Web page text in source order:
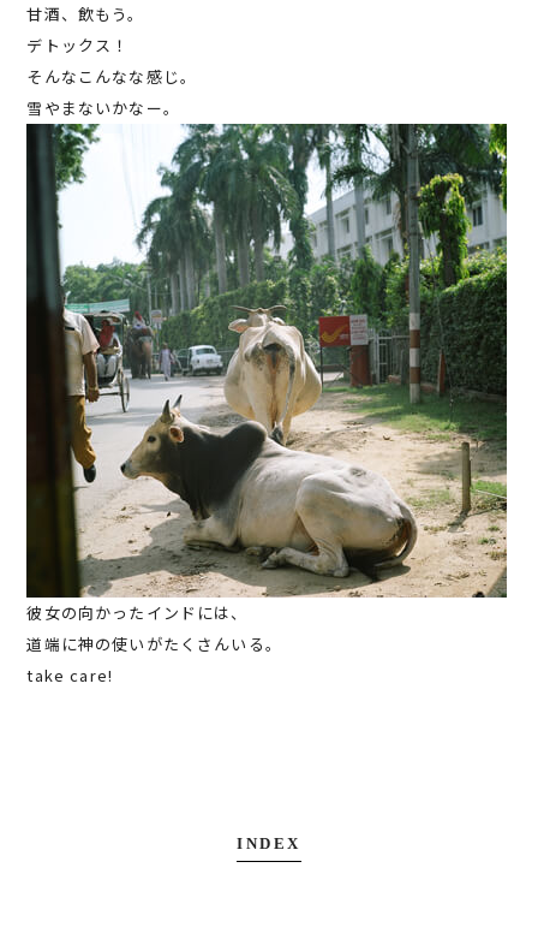
甘酒、飲もう。
デトックス！
そんなこんなな感じ。
雪やまないかなー。
彼女の向かったインドには、
道端に神の使いがたくさんいる。
take care!
INDEX